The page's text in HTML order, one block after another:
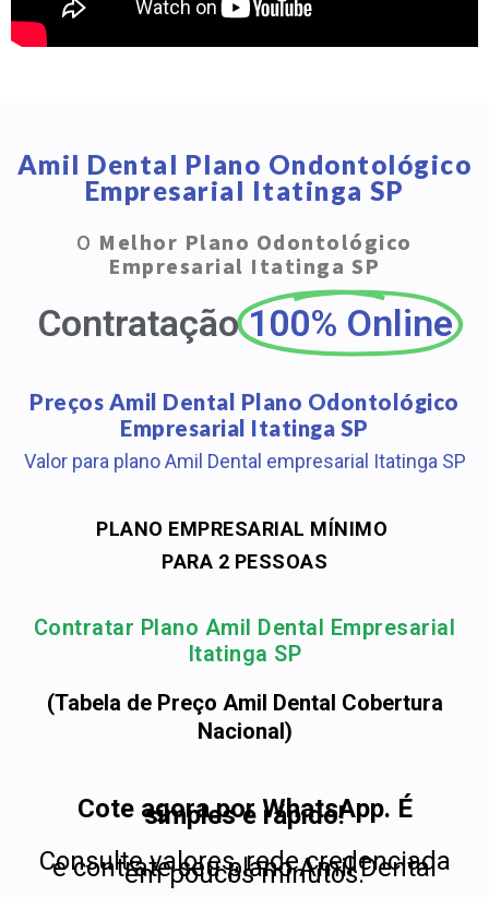
Amil Dental Plano Ondontológico
Empresarial Itatinga SP
O Melhor Plano Odontológico
Empresarial Itatinga SP
Contratação 100% Online
Preços Amil Dental Plano Odontológico
Empresarial Itatinga SP
Valor para plano Amil Dental empresarial Itatinga SP
PLANO EMPRESARIAL MÍNIMO
PARA 2 PESSOAS
Contratar Plano Amil Dental Empresarial
Itatinga SP
(Tabela de Preço Amil Dental Cobertura
Nacional)
Cote agora por WhatsApp. É
simples e rápido!
Consulte valores, rede credenciada
e contrate seu plano Amil Dental
em poucos minutos.